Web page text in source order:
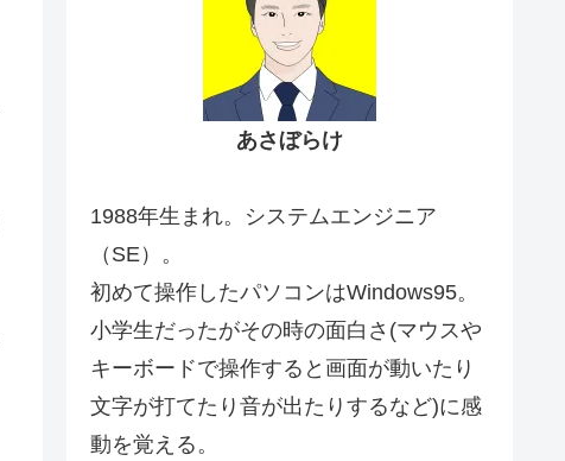
あさぼらけ
1988年生まれ。システムエンジニア
（SE）。
初めて操作したパソコンはWindows95。
小学生だったがその時の面白さ(マウスや
キーボードで操作すると画面が動いたり
文字が打てたり音が出たりするなど)に感
動を覚える。